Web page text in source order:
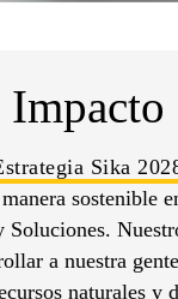
Impacto
Sika
sostenible
Soluciones.
a nuestra
naturales y